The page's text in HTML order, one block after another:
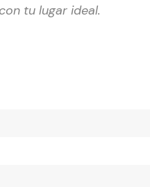
tu lugar ideal.